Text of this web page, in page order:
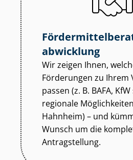
abwicklung
Wir zeigen Ihnen,
Förderungen zu Ihrem
passen (z. B. BAFA,
regionale
Hahnheim) – und
Wunsch um die
Antragstellung.